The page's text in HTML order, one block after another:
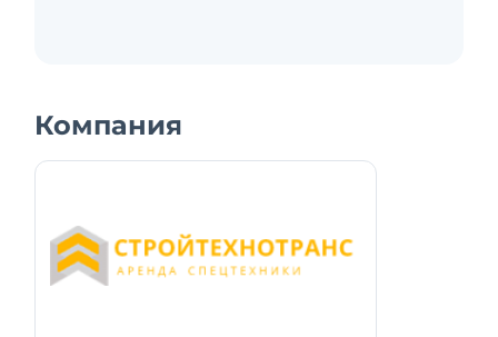
Компания